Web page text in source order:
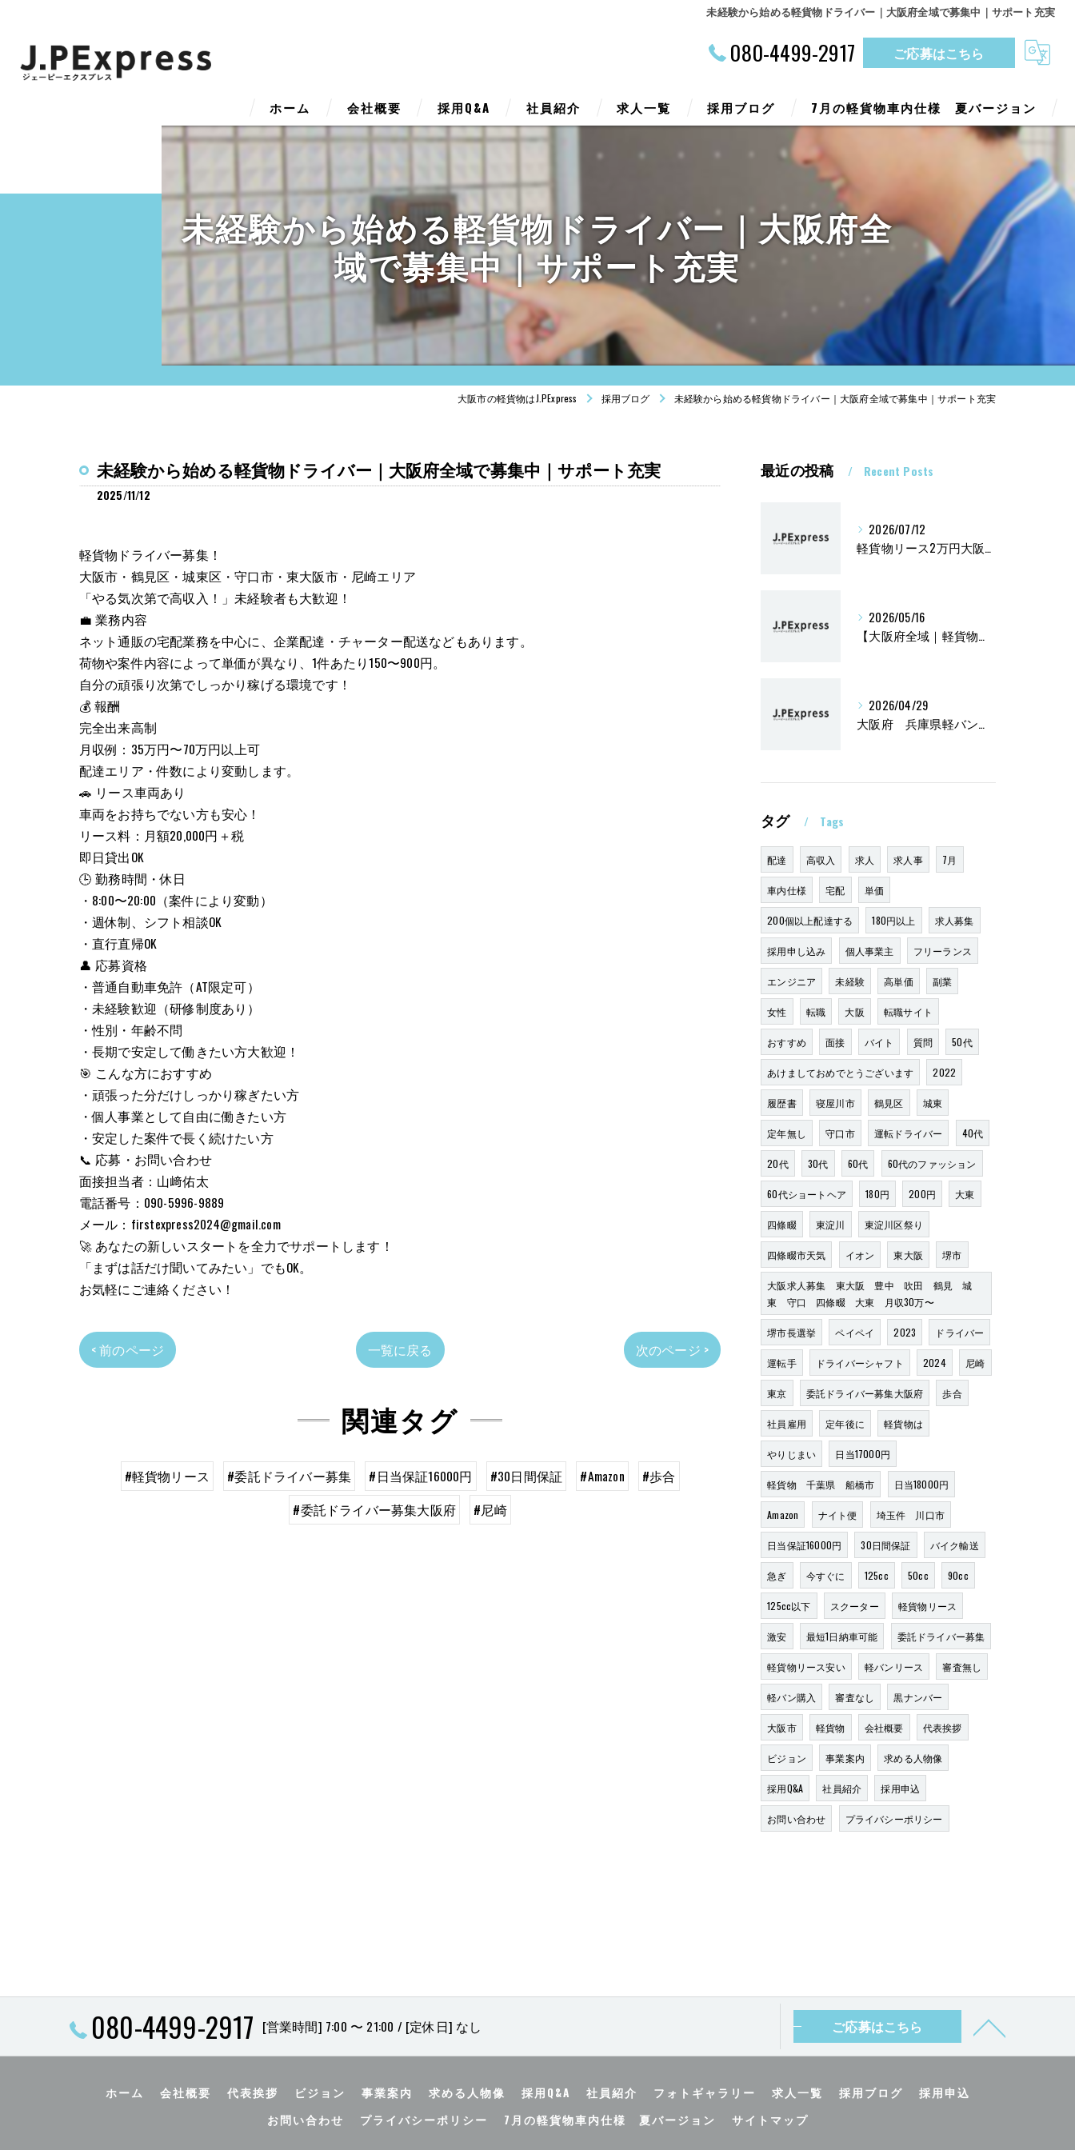
未経験から始める軽貨物ドライバー｜大阪府全域で募集中｜サポート充実
080-4499-2917 ご応募はこちら
ホーム 会社概要
ビジョン
事業案内
採用Q&A 社員紹介 求人一覧 採用ブログ 7月の軽貨物車内仕様 夏バージョン
未経験から始める軽貨物ドライバー｜大阪府全
域で募集中｜サポート充実
大阪市の軽貨物はJ.PExpress 採用ブログ 未経験から始める軽貨物ドライバー｜大阪府全域で募集中｜サポート充実
未経験から始める軽貨物ドライバー｜大阪府全域で募集中｜サポート充実
2025/11/12
軽貨物ドライバー募集！
大阪市・鶴見区・城東区・守口市・東大阪市・尼崎エリア
「やる気次第で高収入！」未経験者も大歓迎！
💼 業務内容
ネット通販の宅配業務を中心に、企業配達・チャーター配送などもあります。
荷物や案件内容によって単価が異なり、1件あたり150〜900円。
自分の頑張り次第でしっかり稼げる環境です！
💰 報酬
完全出来高制
月収例：35万円〜70万円以上可
配達エリア・件数により変動します。
🚗 リース車両あり
車両をお持ちでない方も安心！
リース料：月額20,000円＋税
即日貸出OK
🕒 勤務時間・休日
・8:00〜20:00（案件により変動）
・週休制、シフト相談OK
・直行直帰OK
👤 応募資格
・普通自動車免許（AT限定可）
・未経験歓迎（研修制度あり）
・性別・年齢不問
・長期で安定して働きたい方大歓迎！
🎯 こんな方におすすめ
・頑張った分だけしっかり稼ぎたい方
・個人事業として自由に働きたい方
・安定した案件で長く続けたい方
📞 応募・お問い合わせ
面接担当者：山﨑佑太
電話番号：090-5996-9889
メール：firstexpress2024@gmail.com
🚀 あなたの新しいスタートを全力でサポートします！
「まずは話だけ聞いてみたい」でもOK。
お気軽にご連絡ください！
< 前のページ 一覧に戻る 次のページ >
関連タグ
#軽貨物リース #委託ドライバー募集 #日当保証16000円 #30日間保証 #Amazon
#歩合
#委託ドライバー募集大阪府
#尼崎
最近の投稿 Recent Posts
2026/07/12
軽貨物リース2万円大阪兵庫京都黒ナンバー
2026/05/16
【大阪府全域｜軽貨物ドライバー募集】平均報酬47万円
2026/04/29
大阪府 兵庫県軽バンリース黒ナンバー軽貨物2万円
タグ Tags
配達 高収入 求人 求人事 7月
車内仕様 宅配 単価
200個以上配達する 180円以上 求人募集
採用申し込み 個人事業主 フリーランス
エンジニア 未経験 高単価 副業
女性 転職 大阪 転職サイト
おすすめ 面接 バイト 質問 50代
あけましておめでとうございます 2022
履歴書 寝屋川市 鶴見区 城東
定年無し 守口市 運転ドライバー 40代
20代 30代 60代 60代のファッション
60代ショートヘア 180円 200円 大東
四條畷 東淀川 東淀川区祭り
四條畷市天気 イオン 東大阪 堺市
大阪求人募集 東大阪 豊中 吹田 鶴見 城
東 守口 四條畷 大東 月収30万〜
堺市長選挙 ペイペイ 2023 ドライバー
運転手 ドライバーシャフト 2024 尼崎
東京 委託ドライバー募集大阪府 歩合
社員雇用 定年後に 軽貨物は
やりじまい 日当17000円
軽貨物 千葉県 船橋市 日当18000円
Amazon ナイト便 埼玉件 川口市
日当保証16000円 30日間保証 バイク輸送
急ぎ 今すぐに 125cc 50cc 90cc
125cc以下 スクーター 軽貨物リース
激安 最短1日納車可能 委託ドライバー募集
軽貨物リース安い 軽バンリース 審査無し
軽バン購入 審査なし 黒ナンバー
大阪市 軽貨物 会社概要 代表挨拶
ビジョン 事業案内 求める人物像
採用Q&A 社員紹介 採用申込
お問い合わせ プライバシーポリシー
080-4499-2917 [営業時間] 7:00 〜 21:00 / [定休日] なし ご応募はこちら
ホーム 会社概要 代表挨拶 ビジョン 事業案内 求める人物像 採用Q&A 社員紹介 フォトギャラリー 求人一覧 採用ブログ
採用申込
お問い合わせ
プライバシーポリシー 7月の軽貨物車内仕様 夏バージョン サイトマップ